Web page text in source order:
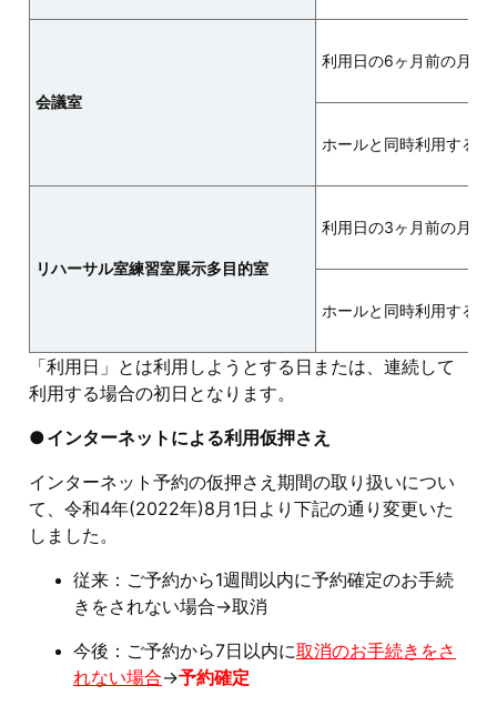
会議室
利用日の6ヶ月前の月の
ホールと同時利用する
リハーサル室練習室展示多目的室
利用日の3ヶ月前の月の
ホールと同時利用する
「利用日」とは利用しようとする日または、連続して
利用する場合の初日となります。
インターネットによる利用仮押さえ
インターネット予約の仮押さえ期間の取り扱いについ
て、令和4年(2022年)8月1日より下記の通り変更いた
しました。
従来：ご予約から1週間以内に予約確定のお手続
きをされない場合→取消
今後：ご予約から7日以内に取消のお手続きをさ
れない場合→予約確定